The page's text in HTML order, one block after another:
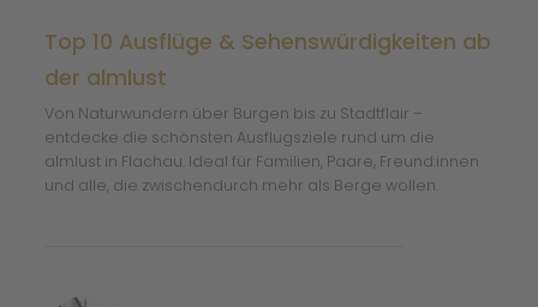
Top 10 Ausflüge & Sehenswürdigkeiten ab
der almlust
Von Naturwundern über Burgen bis zu Stadtflair –
entdecke die schönsten Ausflugsziele rund um die
almlust in Flachau. Ideal für Familien, Paare, Freund:innen
und alle, die zwischendurch mehr als Berge wollen.